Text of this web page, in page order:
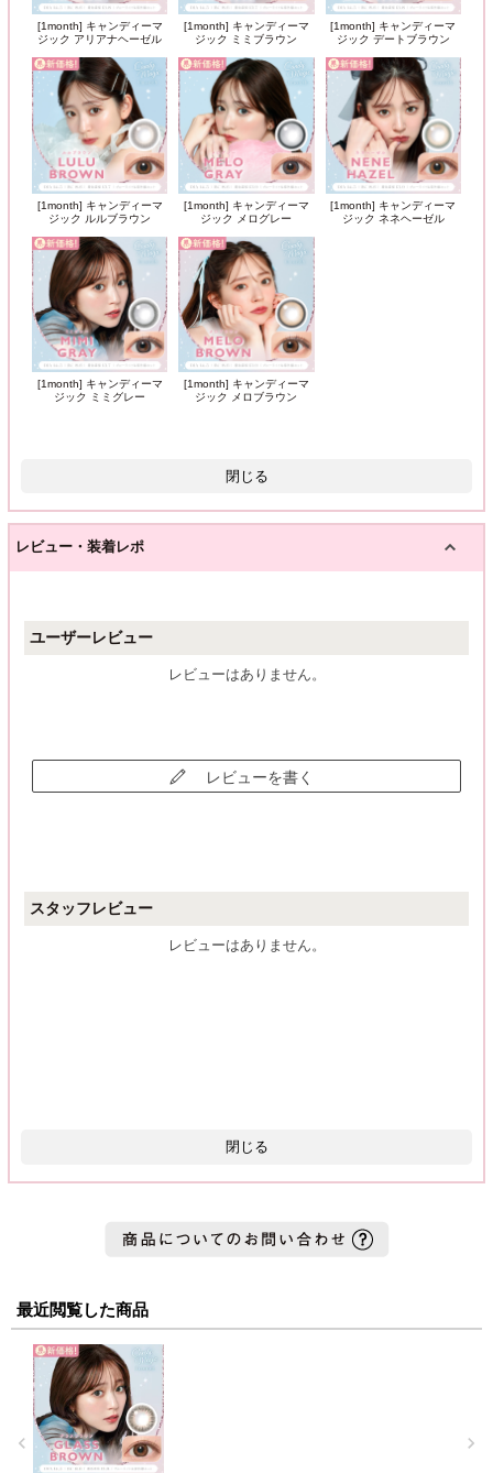
[1month] キャンディーマ
ジック アリアナヘーゼル
[1month] キャンディーマ
ジック ミミブラウン
[1month] キャンディーマ
ジック デートブラウン
[1month] キャンディーマ
ジック ルルブラウン
[1month] キャンディーマ
ジック メログレー
[1month] キャンディーマ
ジック ネネヘーゼル
[1month] キャンディーマ
ジック ミミグレー
[1month] キャンディーマ
ジック メロブラウン
閉じる
レビュー・装着レポ
ユーザーレビュー
レビューはありません。
レビューを書く
スタッフレビュー
レビューはありません。
閉じる
最近閲覧した商品